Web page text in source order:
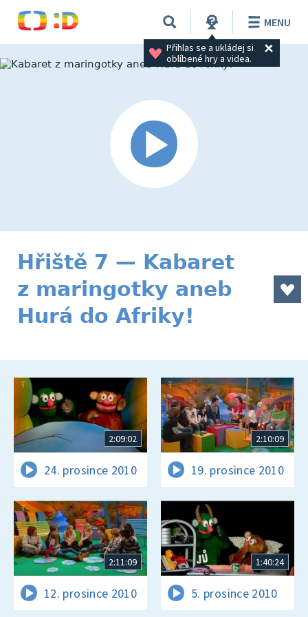
Přihlas se a ukládej si
oblíbené hry a videa.
MENU
Hřiště 7 — Kabaret
z maringotky aneb
Hurá do Afriky!
2:09:02
24. prosince 2010
2:10:09
19. prosince 2010
2:11:09
12. prosince 2010
1:40:24
5. prosince 2010